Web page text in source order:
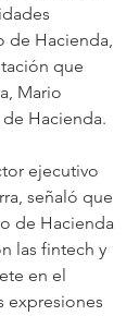
de Hacienda,
que
Mario
Hacienda.
ejecutivo
señaló que
de Hacienda
las fintech y
en el
expresiones